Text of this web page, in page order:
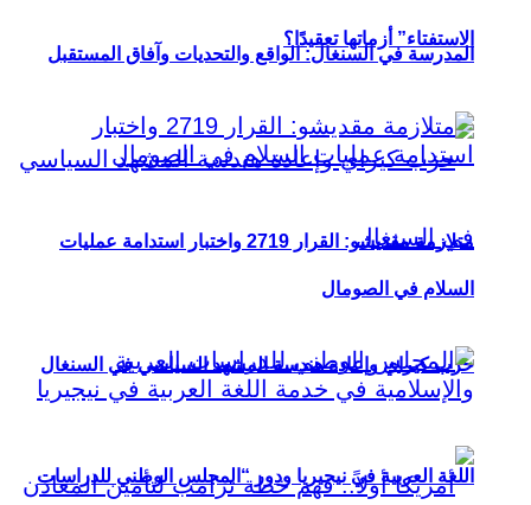
الاستفتاء” أزماتها تعقيدًا؟
حزب كيراي وإعادة هندسة المشهد السياسي في السنغال
المدرسة في السنغال: الواقع والتحديات وآفاق المستقبل
متلازمة مقديشو: القرار 2719 واختبار استدامة عمليات
السلام في الصومال
اللغة العربية في نيجيريا ودور “المجلس الوطني للدراسات